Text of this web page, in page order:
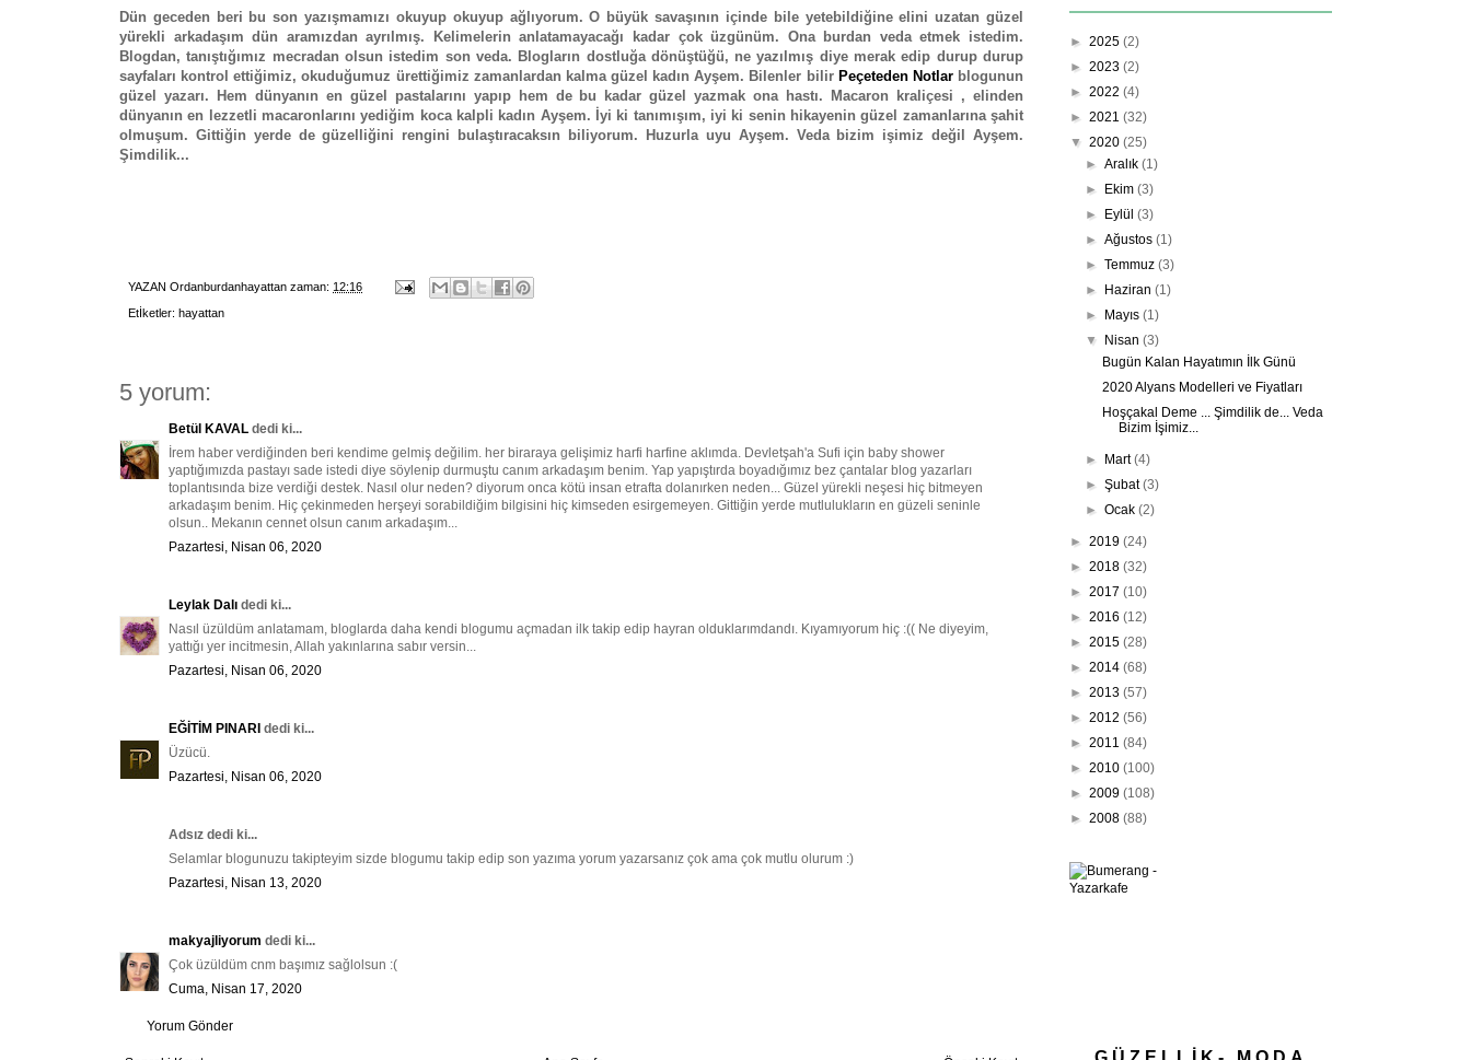
Dün geceden beri bu son yazışmamızı okuyup okuyup ağlıyorum. O büyük savaşının içinde bile yetebildiğine elini uzatan güzel
yürekli arkadaşım dün aramızdan ayrılmış. Kelimelerin anlatamayacağı kadar çok üzgünüm. Ona burdan veda etmek istedim.
Blogdan, tanıştığımız mecradan olsun istedim son veda. Blogların dostluğa dönüştüğü, ne yazılmış diye merak edip durup durup
sayfaları kontrol ettiğimiz, okuduğumuz ürettiğimiz zamanlardan kalma güzel kadın Ayşem. Bilenler bilir Peçeteden Notlarblogunun
güzel yazarı. Hem dünyanın en güzel pastalarını yapıp hem de bu kadar güzel yazmak ona hastı. Macaron kraliçesi , elinden
dünyanın en lezzetli macaronlarını yediğim koca kalpli kadın Ayşem. İyi ki tanımışım, iyi ki senin hikayenin güzel zamanlarına şahit
olmuşum. Gittiğin yerde de güzelliğini rengini bulaştıracaksın biliyorum. Huzurla uyu Ayşem. Veda bizim işimiz değil Ayşem.
Şimdilik...
YAZAN Ordanburdanhayattan zaman: 12:16
Etİketler: hayattan
5 yorum:
Betül KAVAL dedi ki...
İrem haber verdiğinden beri kendime gelmiş değilim. her biraraya gelişimiz harfi harfine aklımda. Devletşah'a Sufi için baby shower
yaptığımızda pastayı sade istedi diye söylenip durmuştu canım arkadaşım benim. Yap yapıştırda boyadığımız bez çantalar blog yazarları
toplantısında bize verdiği destek. Nasıl olur neden? diyorum onca kötü insan etrafta dolanırken neden... Güzel yürekli neşesi hiç bitmeyen
arkadaşım benim. Hiç çekinmeden herşeyi sorabildiğim bilgisini hiç kimseden esirgemeyen. Gittiğin yerde mutlulukların en güzeli seninle
olsun.. Mekanın cennet olsun canım arkadaşım...
Pazartesi, Nisan 06, 2020
Leylak Dalı dedi ki...
Nasıl üzüldüm anlatamam, bloglarda daha kendi blogumu açmadan ilk takip edip hayran olduklarımdandı. Kıyamıyorum hiç :(( Ne diyeyim,
yattığı yer incitmesin, Allah yakınlarına sabır versin...
Pazartesi, Nisan 06, 2020
EĞİTİM PINARI dedi ki...
Üzücü.
Pazartesi, Nisan 06, 2020
Adsız dedi ki...
Selamlar blogunuzu takipteyim sizde blogumu takip edip son yazıma yorum yazarsanız çok ama çok mutlu olurum :)
Pazartesi, Nisan 13, 2020
makyajliyorum dedi ki...
Çok üzüldüm cnm başımız sağlolsun :(
Cuma, Nisan 17, 2020
Yorum Gönder
► 2025 (2)
► 2023 (2)
► 2022 (4)
► 2021 (32)
▼ 2020 (25)
►Aralık(1)
► Ekim(3)
► Eylül(3)
►Ağustos(1)
►Temmuz(3)
► Haziran(1)
► Mayıs(1)
▼ Nisan(3)
Bugün Kalan Hayatımın İlk Günü
2020 Alyans Modelleri ve Fiyatları
Hoşçakal Deme ... Şimdilik de... Veda
Bizim İşimiz...
► Mart(4)
►Şubat(3)
►Ocak(2)
► 2019 (24)
► 2018 (32)
► 2017 (10)
► 2016 (12)
► 2015 (28)
► 2014 (68)
► 2013 (57)
► 2012 (56)
► 2011 (84)
► 2010 (100)
► 2009 (108)
► 2008 (88)